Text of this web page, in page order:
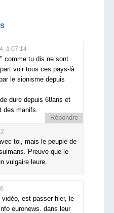
à 07:14
comme tu dis ne sont
voir tous ces pays-là
le sionisme depuis
dure depuis 68ans et
des manifs.
Répondre
toi, mais le peuple de
Preuve que le
vulgaire leure.
est passer hier, le
euronews. dans leur